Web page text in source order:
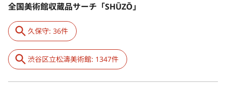
全国美術館収蔵品サーチ「SHŪZŌ」
久保守: 36件
渋谷区立松濤美術館: 1347件